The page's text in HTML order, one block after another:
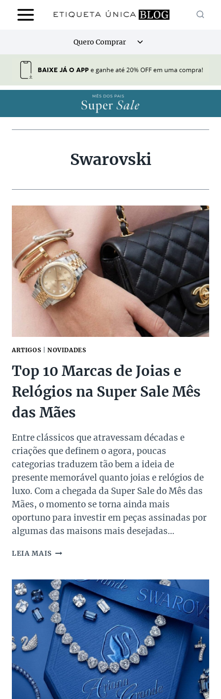
para
Quero Comprar
Alternar
Swarovski
ARTIGOS NOVIDADES
Top 10 Marcas de Joias e
Relógios na Super Sale Mês
das Mães
Entre clássicos que atravessam décadas e
criações que definem o agora, poucas
categorias traduzem tão bem a ideia de
presente memorável quanto joias e relógios de
luxo. Com a chegada da Super Sale do Mês das
Mães, o momento se torna ainda mais
oportuno para investir em peças assinadas por
algumas das maisons mais desejadas…
LEIA MAIS TOP
DE
JOIAS
E
RELÓGIOS
NA
SUPER
SALE
MÊS
DAS
MÃES